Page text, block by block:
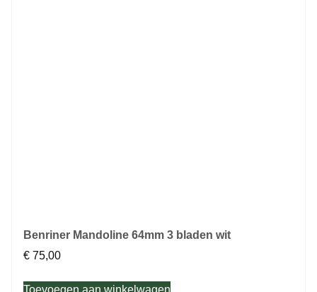
Benriner Mandoline 64mm 3 bladen wit
€ 75,00
Toevoegen aan winkelwagen